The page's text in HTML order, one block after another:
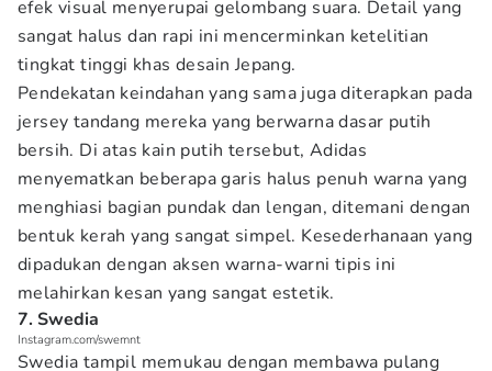
efek visual menyerupai gelombang suara. Detail yang
sangat halus dan rapi ini mencerminkan ketelitian
tingkat tinggi khas desain Jepang.
Pendekatan keindahan yang sama juga diterapkan pada
jersey tandang mereka yang berwarna dasar putih
bersih. Di atas kain putih tersebut, Adidas
menyematkan beberapa garis halus penuh warna yang
menghiasi bagian pundak dan lengan, ditemani dengan
bentuk kerah yang sangat simpel. Kesederhanaan yang
dipadukan dengan aksen warna-warni tipis ini
melahirkan kesan yang sangat estetik.
7. Swedia
Instagram.com/swemnt
Swedia tampil memukau dengan membawa pulang